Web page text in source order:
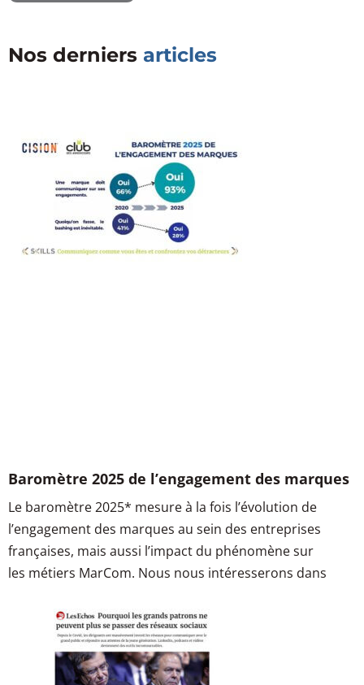
Nos derniers articles
Baromètre 2025 de l’engagement des marques
Le baromètre 2025* mesure à la fois l’évolution de
l’engagement des marques au sein des entreprises
françaises, mais aussi l’impact du phénomène sur
les métiers MarCom. Nous nous intéresserons dans